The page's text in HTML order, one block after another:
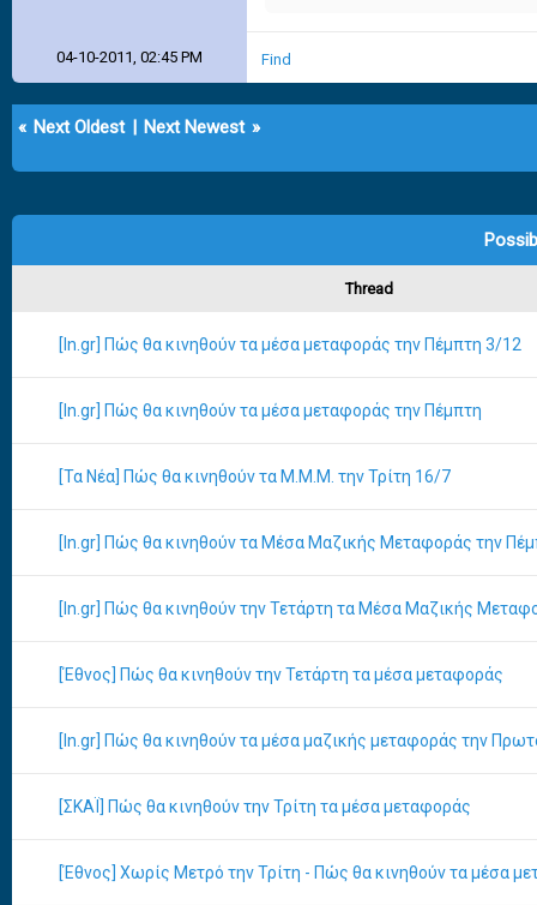
04-10-2011, 02:45 PM Find
« Next Oldest | Next Newest »
Thread
[In.gr] Πώς θα κινηθούν τα μέσα μεταφοράς την Πέμπτη 3/12
[In.gr] Πώς θα κινηθούν τα μέσα μεταφοράς την Πέμπτη
[Τα Νέα] Πώς θα κινηθούν τα Μ.Μ.Μ. την Τρίτη 16/7
[In.gr] Πώς θα κινηθούν τα Μέσα Μαζικής Μεταφοράς την
[In.gr] Πώς θα κινηθούν την Τετάρτη τα Μέσα Μαζικής
[Έθνος] Πώς θα κινηθούν την Τετάρτη τα μέσα μεταφοράς
[In.gr] Πώς θα κινηθούν τα μέσα μαζικής μεταφοράς την
[ΣΚΑΪ] Πώς θα κινηθούν την Τρίτη τα μέσα μεταφοράς
[Έθνος] Χωρίς Μετρό την Τρίτη - Πώς θα κινηθούν τα μέσα